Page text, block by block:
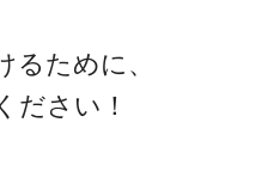
るために、
ださい！